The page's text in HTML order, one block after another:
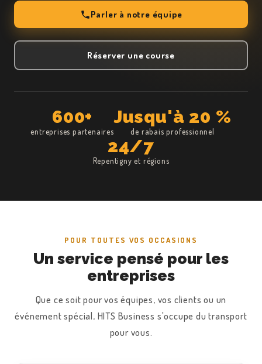
Parler à notre équipe
Réserver une course
600+
entreprises partenaires
Jusqu'à 20 %
de rabais professionnel
24/7
Repentigny et régions
POUR TOUTES VOS OCCASIONS
Un service pensé pour les
entreprises
Que ce soit pour vos équipes, vos clients ou un
événement spécial, HITS Business s'occupe du transport
pour vous.